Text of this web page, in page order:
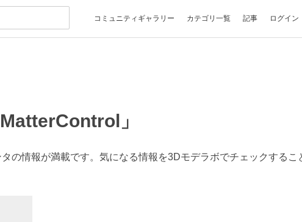
コミュニティギャラリー カテゴリ一覧 記事 ログイン
」
の情報が満載です。気になる情報を3Dモデラボでチェックするこ